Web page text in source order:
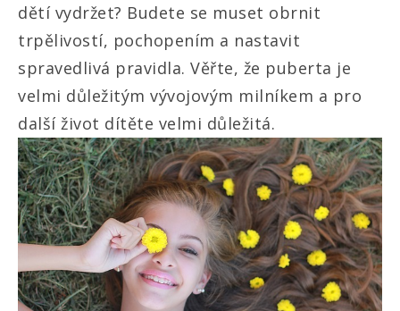
dětí vydržet? Budete se muset obrnit
trpělivostí, pochopením a nastavit
spravedlivá pravidla. Věřte, že puberta je
velmi důležitým vývojovým milníkem a pro
další život dítěte velmi důležitá.